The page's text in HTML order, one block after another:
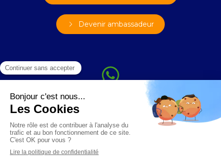
Devenir ambassadeur
Mentions légales
Conditions Générales d'Utilisation
Politique de confidentialité